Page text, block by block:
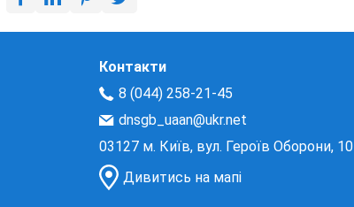
Контакти
8 (044) 258-21-45
dnsgb_uaan@ukr.net
03127 м. Київ, вул. Героїв Оборони, 10
Дивитись на мапі